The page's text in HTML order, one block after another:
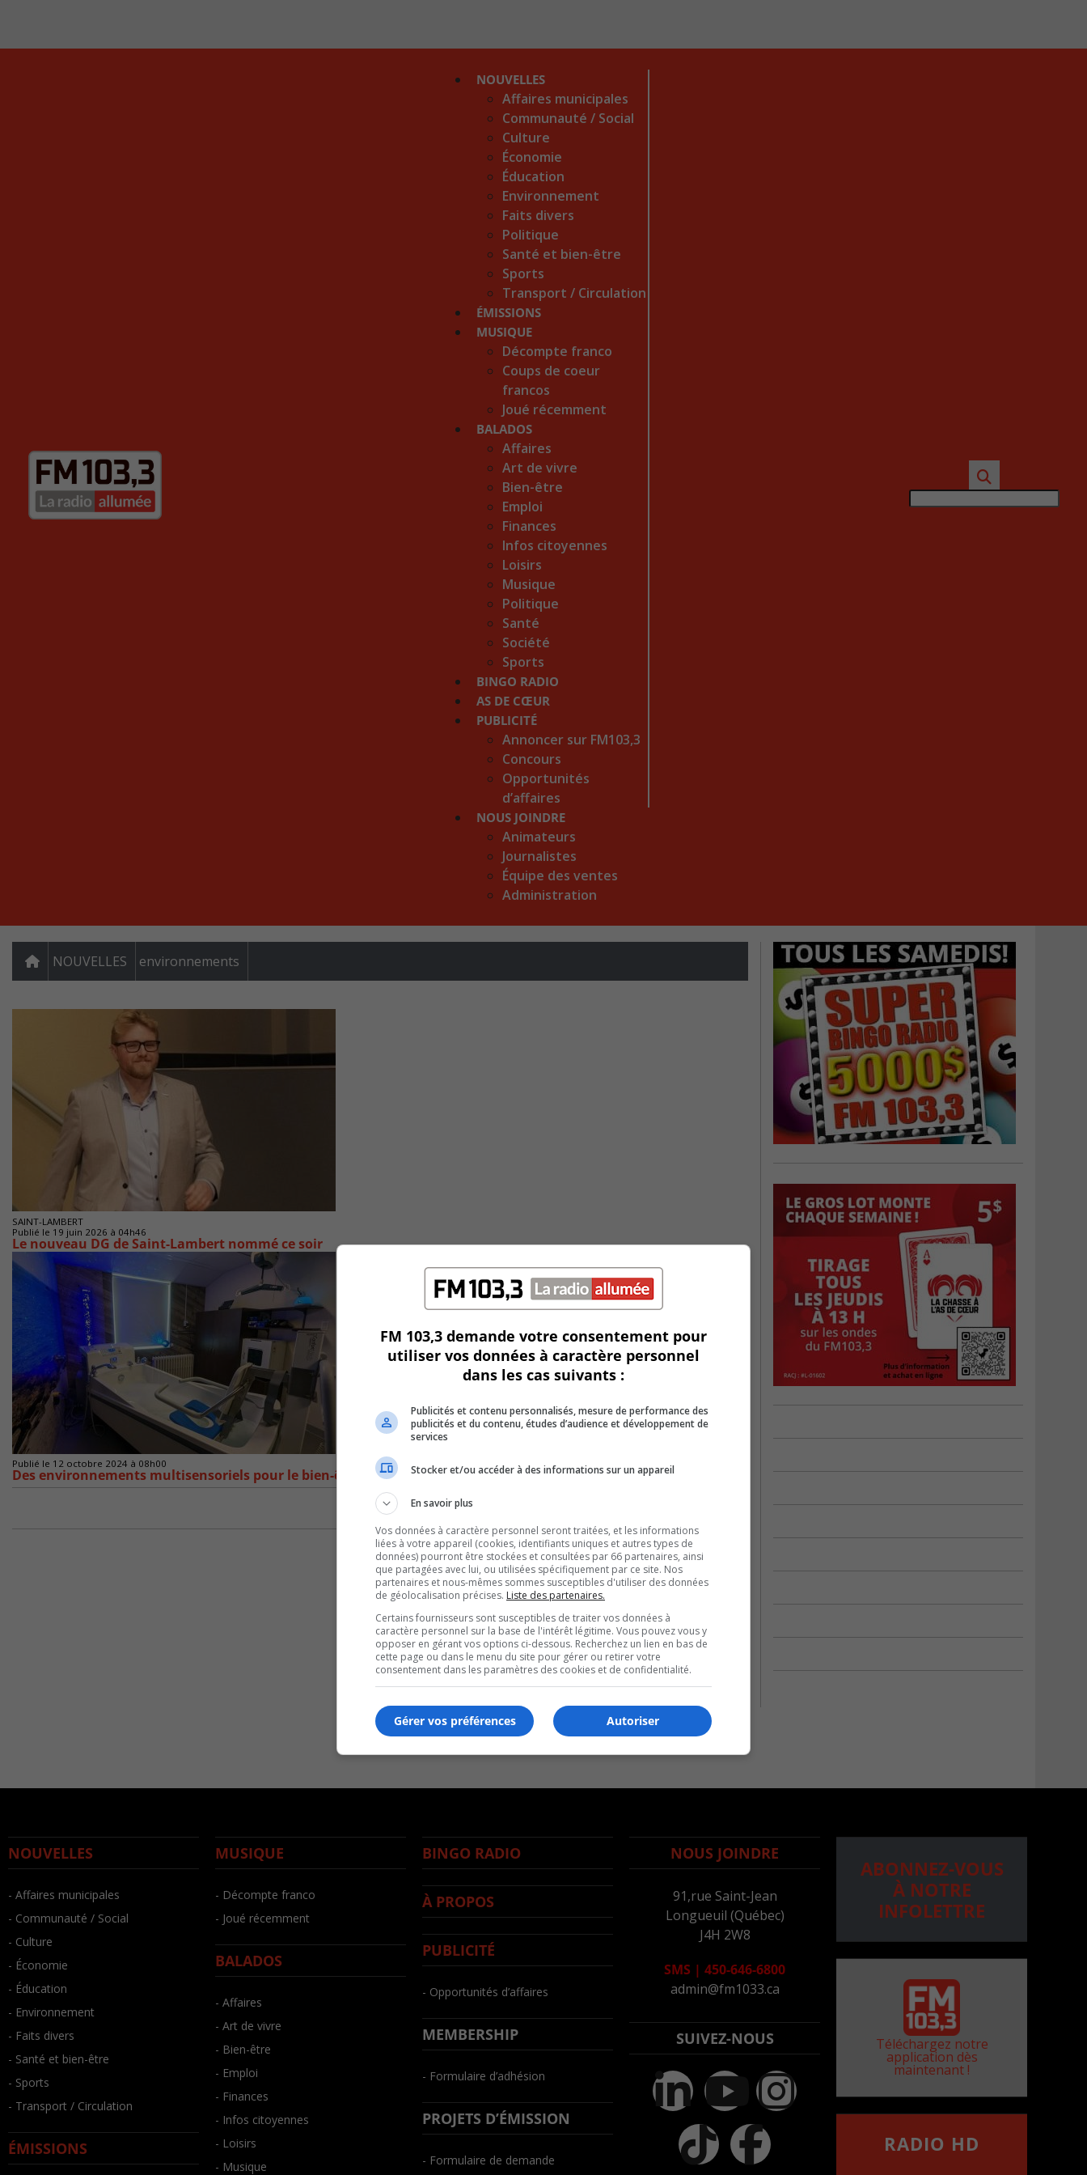
NOUVELLES
Affaires municipales
Communauté / Social
Culture
Économie
Éducation
Environnement
Faits divers
Politique
Santé et bien-être
Sports
Transport / Circulation
ÉMISSIONS
MUSIQUE
Décompte franco
Coups de coeur
francos
Joué récemment
BALADOS
Affaires
Art de vivre
Bien-être
Emploi
Finances
Infos citoyennes
Loisirs
Musique
Politique
Santé
Société
Sports
BINGO RADIO
AS DE CŒUR
PUBLICITÉ
Annoncer sur FM103,3
Concours
Opportunités
d’affaires
NOUS JOINDRE
Animateurs
Journalistes
Équipe des ventes
Administration
NOUVELLES environnements
SAINT-LAMBERT
Publié le 19 juin 2026 à 04h46
Le nouveau DG de Saint-Lambert nommé ce soir
Publié le 12 octobre 2024 à 08h00
Des environnements multisensoriels pour le bien-être des aînés
NOUVELLES
- Affaires municipales
- Communauté / Social
- Culture
- Économie
- Éducation
- Environnement
- Faits divers
- Santé et bien-être
- Sports
- Transport / Circulation
ÉMISSIONS
MUSIQUE
- Décompte franco
- Joué récemment
BALADOS
- Affaires
- Art de vivre
- Bien-être
- Emploi
- Finances
- Infos citoyennes
- Loisirs
- Musique
BINGO RADIO
À PROPOS
PUBLICITÉ
- Opportunités d’affaires
MEMBERSHIP
- Formulaire d’adhésion
PROJETS D’ÉMISSION
- Formulaire de demande
NOUS JOINDRE
91,rue Saint-Jean
Longueuil (Québec)
J4H 2W8
SMS | 450-646-6800
admin@fm1033.ca
SUIVEZ-NOUS
ABONNEZ-VOUS
À NOTRE
INFOLETTRE
Téléchargez notre
application dès
maintenant !
RADIO HD
FM 103,3 demande votre consentement pour
utiliser vos données à caractère personnel
dans les cas suivants :
Publicités et contenu personnalisés, mesure de performance des
publicités et du contenu, études d’audience et développement de
services
Stocker et/ou accéder à des informations sur un appareil
En savoir plus
Vos données à caractère personnel seront traitées, et les informations
liées à votre appareil (cookies, identifiants uniques et autres types de
données) pourront être stockées et consultées par 66 partenaires, ainsi
que partagées avec lui, ou utilisées spécifiquement par ce site. Nos
partenaires et nous-mêmes sommes susceptibles d'utiliser des données
de géolocalisation précises. Liste des partenaires.
Certains fournisseurs sont susceptibles de traiter vos données à
caractère personnel sur la base de l'intérêt légitime. Vous pouvez vous y
opposer en gérant vos options ci-dessous. Recherchez un lien en bas de
cette page ou dans le menu du site pour gérer ou retirer votre
consentement dans les paramètres des cookies et de confidentialité.
Autoriser
Gérer vos préférences